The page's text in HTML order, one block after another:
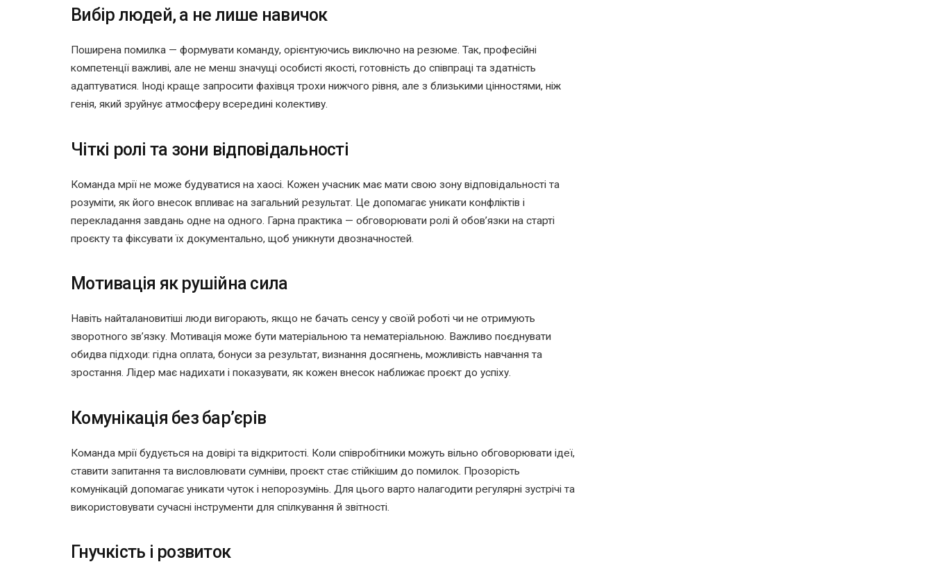
Вибір людей, а не лише навичок
Поширена помилка — формувати команду, орієнтуючись виключно на резюме. Так, професійні
компетенції важливі, але не менш значущі особисті якості, готовність до співпраці та здатність
адаптуватися. Іноді краще запросити фахівця трохи нижчого рівня, але з близькими цінностями, ніж
генія, який зруйнує атмосферу всередині колективу.
Чіткі ролі та зони відповідальності
Команда мрії не може будуватися на хаосі. Кожен учасник має мати свою зону відповідальності та
розуміти, як його внесок впливає на загальний результат. Це допомагає уникати конфліктів і
перекладання завдань одне на одного. Гарна практика — обговорювати ролі й обов’язки на старті
проєкту та фіксувати їх документально, щоб уникнути двозначностей.
Мотивація як рушійна сила
Навіть найталановитіші люди вигорають, якщо не бачать сенсу у своїй роботі чи не отримують
зворотного зв’язку. Мотивація може бути матеріальною та нематеріальною. Важливо поєднувати
обидва підходи: гідна оплата, бонуси за результат, визнання досягнень, можливість навчання та
зростання. Лідер має надихати і показувати, як кожен внесок наближає проєкт до успіху.
Комунікація без бар’єрів
Команда мрії будується на довірі та відкритості. Коли співробітники можуть вільно обговорювати ідеї,
ставити запитання та висловлювати сумніви, проєкт стає стійкішим до помилок. Прозорість
комунікацій допомагає уникати чуток і непорозумінь. Для цього варто налагодити регулярні зустрічі та
використовувати сучасні інструменти для спілкування й звітності.
Гнучкість і розвиток